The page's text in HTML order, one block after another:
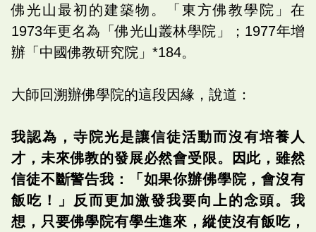
佛光山最初的建築物。「東方佛教學院」在
1973年更名為「佛光山叢林學院」；1977年增
辦「中國佛教研究院」*184。
大師回溯辦佛學院的這段因緣，說道：
我認為，寺院光是讓信徒活動而沒有培養人
才，未來佛教的發展必然會受限。因此，雖然
信徒不斷警告我：「如果你辦佛學院，會沒有
飯吃！」反而更加激發我要向上的念頭。我
想，只要佛學院有學生進來，縱使沒有飯吃，